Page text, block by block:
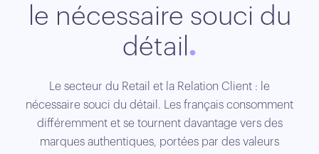
le nécessaire souci du
détail
Le secteur du Retail et la Relation Client : le
nécessaire souci du détail. Les français consomment
différemment et se tournent davantage vers des
marques authentiques, portées par des valeurs